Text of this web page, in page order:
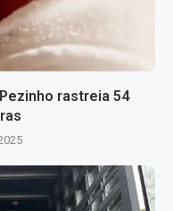
rastreia 54